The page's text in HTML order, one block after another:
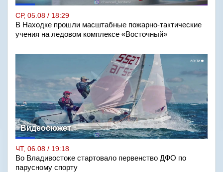
СР, 05.08 / 18:29
В Находке прошли масштабные пожарно-тактические
учения на ледовом комплексе «Восточный»
Видеосюжет
ЧТ, 06.08 / 19:18
Во Владивостоке стартовало первенство ДФО по
парусному спорту